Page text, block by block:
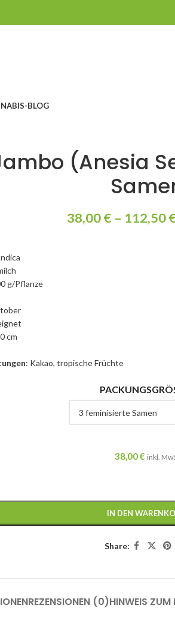
BLOG
(Anesia
38,00€ – 112,50
g/Pflanze
cm
: Kakao, tropische Früchte
38,00€ inkl.
IN DEN
Share:
REZENSIONEN (0)HINWEIS ZUM